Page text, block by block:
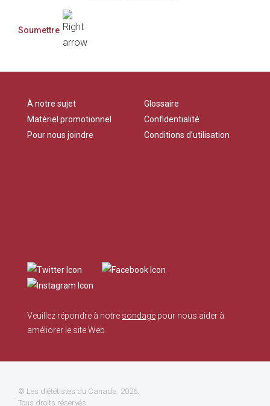
À notre sujet
Matériel promotionnel
Pour nous joindre
Glossaire
Confidentialité
Conditions d’utilisation
Veuillez répondre à notre sondage pour nous aider à
améliorer le site Web.
© Les diététistes du Canada. 2026.
Tous droits réservés